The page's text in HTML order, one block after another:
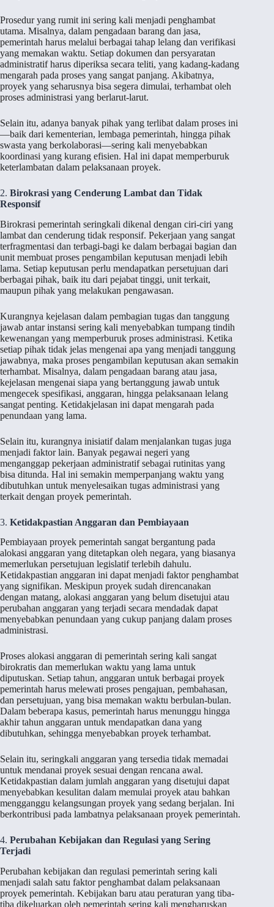
Prosedur yang rumit ini sering kali menjadi penghambat
utama. Misalnya, dalam pengadaan barang dan jasa,
pemerintah harus melalui berbagai tahap lelang dan verifikasi
yang memakan waktu. Setiap dokumen dan persyaratan
administratif harus diperiksa secara teliti, yang kadang-kadang
mengarah pada proses yang sangat panjang. Akibatnya,
proyek yang seharusnya bisa segera dimulai, terhambat oleh
proses administrasi yang berlarut-larut.
Selain itu, adanya banyak pihak yang terlibat dalam proses ini
—baik dari kementerian, lembaga pemerintah, hingga pihak
swasta yang berkolaborasi—sering kali menyebabkan
koordinasi yang kurang efisien. Hal ini dapat memperburuk
keterlambatan dalam pelaksanaan proyek.
2. Birokrasi yang Cenderung Lambat dan Tidak
Responsif
Birokrasi pemerintah seringkali dikenal dengan ciri-ciri yang
lambat dan cenderung tidak responsif. Pekerjaan yang sangat
terfragmentasi dan terbagi-bagi ke dalam berbagai bagian dan
unit membuat proses pengambilan keputusan menjadi lebih
lama. Setiap keputusan perlu mendapatkan persetujuan dari
berbagai pihak, baik itu dari pejabat tinggi, unit terkait,
maupun pihak yang melakukan pengawasan.
Kurangnya kejelasan dalam pembagian tugas dan tanggung
jawab antar instansi sering kali menyebabkan tumpang tindih
kewenangan yang memperburuk proses administrasi. Ketika
setiap pihak tidak jelas mengenai apa yang menjadi tanggung
jawabnya, maka proses pengambilan keputusan akan semakin
terhambat. Misalnya, dalam pengadaan barang atau jasa,
kejelasan mengenai siapa yang bertanggung jawab untuk
mengecek spesifikasi, anggaran, hingga pelaksanaan lelang
sangat penting. Ketidakjelasan ini dapat mengarah pada
penundaan yang lama.
Selain itu, kurangnya inisiatif dalam menjalankan tugas juga
menjadi faktor lain. Banyak pegawai negeri yang
menganggap pekerjaan administratif sebagai rutinitas yang
bisa ditunda. Hal ini semakin memperpanjang waktu yang
dibutuhkan untuk menyelesaikan tugas administrasi yang
terkait dengan proyek pemerintah.
3. Ketidakpastian Anggaran dan Pembiayaan
Pembiayaan proyek pemerintah sangat bergantung pada
alokasi anggaran yang ditetapkan oleh negara, yang biasanya
memerlukan persetujuan legislatif terlebih dahulu.
Ketidakpastian anggaran ini dapat menjadi faktor penghambat
yang signifikan. Meskipun proyek sudah direncanakan
dengan matang, alokasi anggaran yang belum disetujui atau
perubahan anggaran yang terjadi secara mendadak dapat
menyebabkan penundaan yang cukup panjang dalam proses
administrasi.
Proses alokasi anggaran di pemerintah sering kali sangat
birokratis dan memerlukan waktu yang lama untuk
diputuskan. Setiap tahun, anggaran untuk berbagai proyek
pemerintah harus melewati proses pengajuan, pembahasan,
dan persetujuan, yang bisa memakan waktu berbulan-bulan.
Dalam beberapa kasus, pemerintah harus menunggu hingga
akhir tahun anggaran untuk mendapatkan dana yang
dibutuhkan, sehingga menyebabkan proyek terhambat.
Selain itu, seringkali anggaran yang tersedia tidak memadai
untuk mendanai proyek sesuai dengan rencana awal.
Ketidakpastian dalam jumlah anggaran yang disetujui dapat
menyebabkan kesulitan dalam memulai proyek atau bahkan
mengganggu kelangsungan proyek yang sedang berjalan. Ini
berkontribusi pada lambatnya pelaksanaan proyek pemerintah.
4. Perubahan Kebijakan dan Regulasi yang Sering
Terjadi
Perubahan kebijakan dan regulasi pemerintah sering kali
menjadi salah satu faktor penghambat dalam pelaksanaan
proyek pemerintah. Kebijakan baru atau peraturan yang tiba-
tiba dikeluarkan oleh pemerintah sering kali mengharuskan